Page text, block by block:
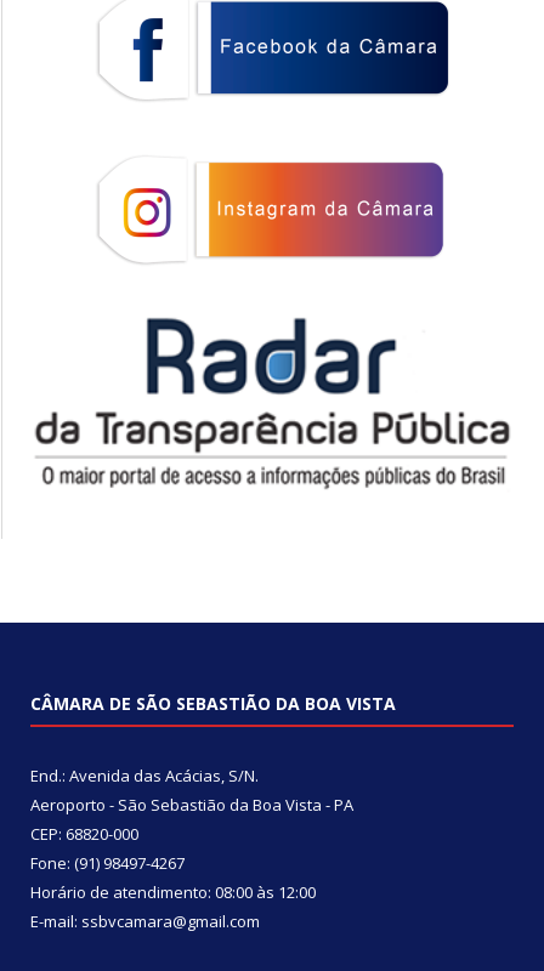
CÂMARA DE SÃO SEBASTIÃO DA BOA VISTA
End.: Avenida das Acácias, S/N.
Aeroporto - São Sebastião da Boa Vista - PA
CEP: 68820-000
Fone: (91) 98497-4267
Horário de atendimento: 08:00 às 12:00
E-mail: ssbvcamara@gmail.com